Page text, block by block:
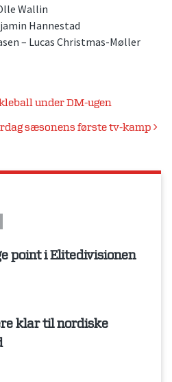
Wallin
Hannestad
– Lucas Christmas-Møller
under DM-ugen
sæsonens første tv-kamp
point i Elitedivisionen
klar til nordiske